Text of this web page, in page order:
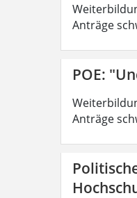
Anträge
POE:
Anträge